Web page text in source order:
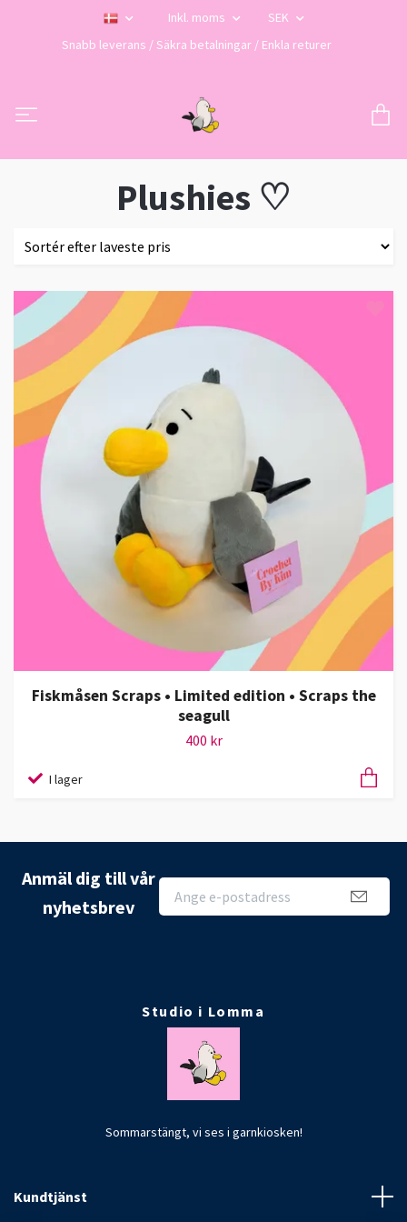
Inkl. moms
SEK
Snabb leverans / Säkra betalningar / Enkla returer
Plushies ♡
Fiskmåsen Scraps • Limited edition • Scraps the
seagull
400 kr
I lager
Anmäl dig till vår
nyhetsbrev
Studio i Lomma
Sommarstängt, vi ses i garnkiosken!
Kundtjänst